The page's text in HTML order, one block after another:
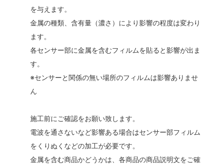
を与えます。
金属の種類、含有量（濃さ）により影響の程度は変わり
ます。
各センサー部に金属を含むフィルムを貼ると影響が出ま
す。
※センサーと関係の無い場所のフィルムは影響ありませ
ん
施工前にご確認をお願い致します。
電波を通さないなど影響ある場合はセンサー部フィルム
をくりぬくなどの加工が必要です。
金属を含む商品かどうかは、各商品の商品説明文をご確